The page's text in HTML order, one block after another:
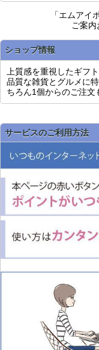
「エムアイ
ご案
ショップ情報
上質感を重視したギフ
品質な雑貨とグルメに
ちろん1個からのご注文
サービスのご利用方法